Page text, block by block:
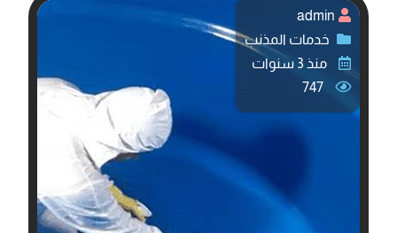
admin
خدمات المذنب
منذ 3 سنوات
747